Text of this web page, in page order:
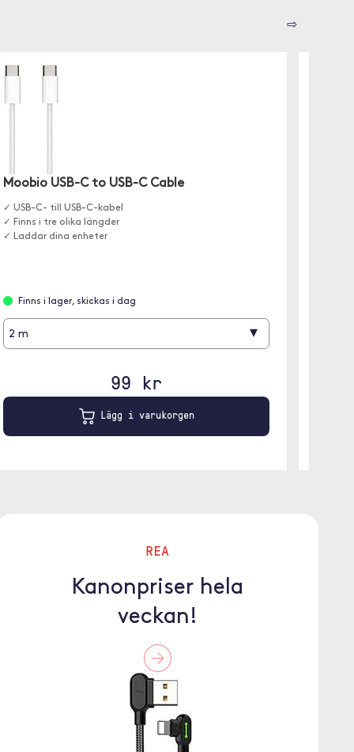
⇨
Moobio USB-C to USB-C Cable
✓ USB-C- till USB-C-kabel
✓ Finns i tre olika längder
✓ Laddar dina enheter
Finns i lager, skickas i dag
2 m ▾
99 kr
Lägg i varukorgen
REA
Kanonpriser hela
veckan!